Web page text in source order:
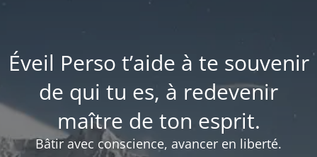
Éveil Perso t’aide à te souvenir
de qui tu es, à redevenir
maître de ton esprit.
Bâtir avec conscience, avancer en liberté.